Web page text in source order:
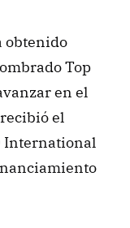
obtenido
Top
en el
el
International